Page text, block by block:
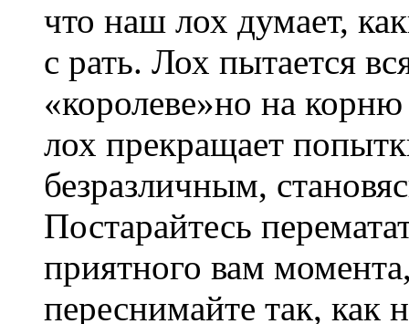
что наш лох думает,
с рать. Лох пытается
«королеве»но на
лох прекращает
безразличным,
Постарайтесь
приятного вам
переснимайте так,